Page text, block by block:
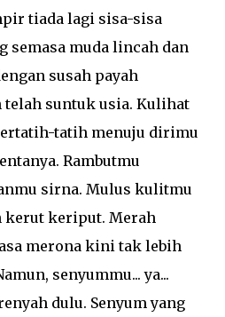
tiada lagi sisa-sisa
semasa muda lincah dan
susah payah
suntuk usia. Kulihat
tatih menuju dirimu
Rambutmu
sirna. Mulus kulitmu
kerut keriput. Merah
merona kini tak lebih
senyummu... ya...
dulu. Senyum yang